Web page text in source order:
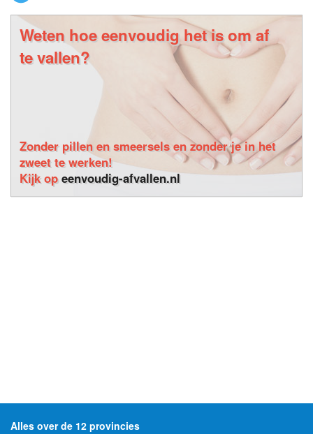
Weten hoe eenvoudig het is om af
te vallen?
Zonder pillen en smeersels en zonder je in het
zweet te werken!
Kijk opeenvoudig-afvallen.nl
Alles over de 12 provincies